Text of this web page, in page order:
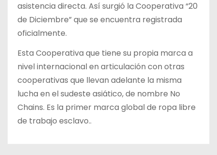
asistencia directa. Así surgió la Cooperativa “20
de Diciembre” que se encuentra registrada
oficialmente.
Esta Cooperativa que tiene su propia marca a
nivel internacional en articulación con otras
cooperativas que llevan adelante la misma
lucha en el sudeste asiático, de nombre No
Chains. Es la primer marca global de ropa libre
de trabajo esclavo..